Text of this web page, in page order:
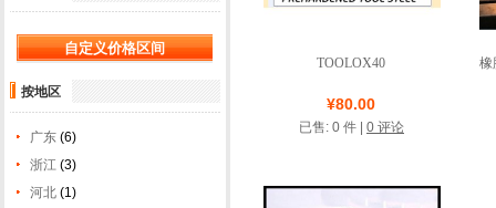
按地区
广东 (6)
浙江 (3)
河北 (1)
TOOLOX40
店铺名称: 昆山正太特殊
钢模具有限公司
¥80.00
已售: 0 件 | 0 评论
橡